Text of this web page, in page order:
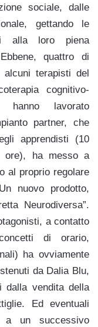
sociale, dalle
gettando le
alla loro piena
quattro di
terapisti del
cognitivo-
hanno lavorato
partner, che
apprendisti (10
ore), ha messo a
al proprio regolare
nuovo prodotto,
Neurodiversa”.
a contatto
di orario,
ha ovviamente
da Dalia Blu,
dalla vendita della
Ed eventuali
a un successivo